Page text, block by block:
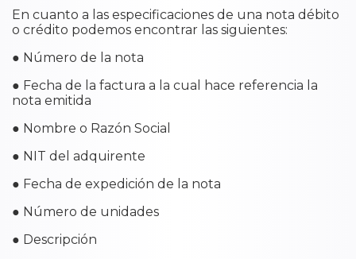
En cuanto a las especificaciones de una nota débito
o crédito podemos encontrar las siguientes:
● Número de la nota
● Fecha de la factura a la cual hace referencia la
nota emitida
● Nombre o Razón Social
● NIT del adquirente
● Fecha de expedición de la nota
● Número de unidades
● Descripción